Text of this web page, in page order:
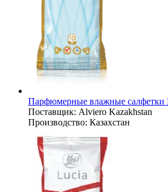
Парфюмерные влажные салфетки
Поставщик: Alviero Kazakhstan
Производство: Казахстан